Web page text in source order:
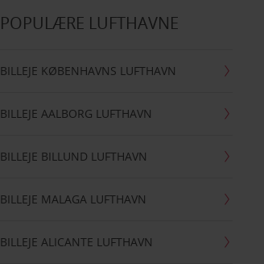
POPULÆRE LUFTHAVNE
BILLEJE KØBENHAVNS LUFTHAVN
BILLEJE AALBORG LUFTHAVN
BILLEJE BILLUND LUFTHAVN
BILLEJE MALAGA LUFTHAVN
BILLEJE ALICANTE LUFTHAVN